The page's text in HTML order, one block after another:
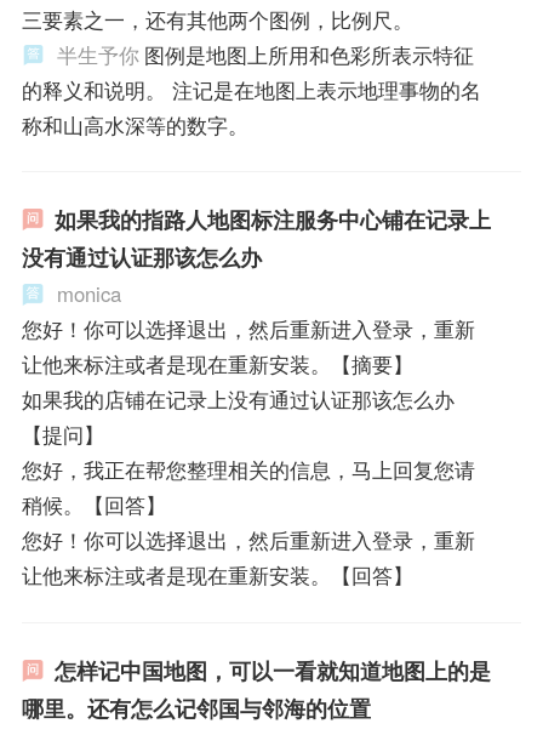
三要素之一，还有其他两个图例，比例尺。
半生予你 图例是地图上所用和色彩所表示特征
的释义和说明。 注记是在地图上表示地理事物的名
称和山高水深等的数字。
如果我的指路人地图标注服务中心铺在记录上
没有通过认证那该怎么办
monica
您好！你可以选择退出，然后重新进入登录，重新
让他来标注或者是现在重新安装。【摘要】
如果我的店铺在记录上没有通过认证那该怎么办
【提问】
您好，我正在帮您整理相关的信息，马上回复您请
稍候。【回答】
您好！你可以选择退出，然后重新进入登录，重新
让他来标注或者是现在重新安装。【回答】
怎样记中国地图，可以一看就知道地图上的是
哪里。还有怎么记邻国与邻海的位置